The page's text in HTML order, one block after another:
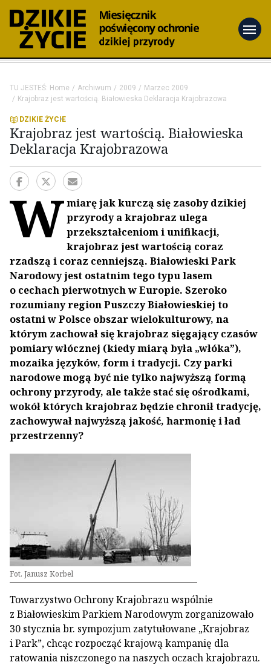
menu
TU JESTEŚ: Home Archiwum 2009
Marzec 2009
Krajobraz jest wartością. Białowieska Deklaracja Krajobrazowa
DZIKIE ŻYCIE
Krajobraz jest wartością. Białowieska
Deklaracja Krajobrazowa
Wmiarę jak kurczą się zasoby dzikiej
przyrody a krajobraz ulega
przekształceniom i unifikacji,
krajobraz jest wartością coraz
rzadszą i coraz cenniejszą. Białowieski Park
Narodowy jest ostatnim tego typu lasem
o cechach pierwotnych w Europie. Szeroko
rozumiany region Puszczy Białowieskiej to
ostatni w Polsce obszar wielokulturowy, na
którym zachował się krajobraz sięgający czasów
pomiary włócznej (kiedy miarą była „włóka”),
mozaika języków, form i tradycji. Czy parki
narodowe mogą być nie tylko najwyższą formą
ochrony przyrody, ale także stać się ośrodkami,
wokół których krajobraz będzie chronił tradycję,
zachowywał najwyższą jakość, harmonię i ład
przestrzenny?
Fot. Janusz Korbel
Towarzystwo Ochrony Krajobrazu wspólnie
z Białowieskim Parkiem Narodowym zorganizowało
30 stycznia br. sympozjum zatytułowane „Krajobraz
i Park”, chcąc rozpocząć krajową kampanię dla
ratowania niszczonego na naszych oczach krajobrazu.